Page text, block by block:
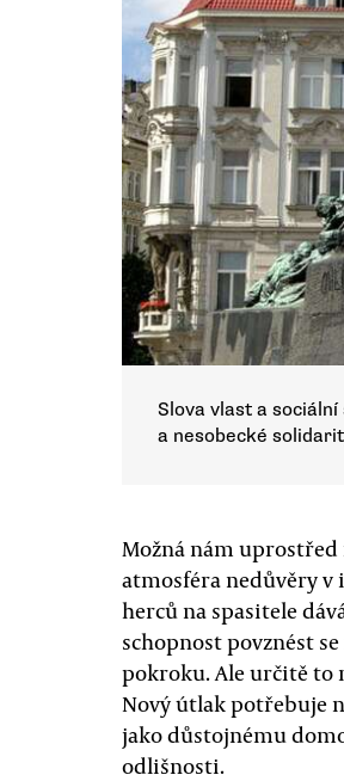
Slova vlast a
a nesobecké
Možná nám uprostřed
atmosféra nedůvěry
herců na spasitele
schopnost povznést
pokroku. Ale určitě to
Nový útlak potřebuje
jako důstojnému
odlišnosti.